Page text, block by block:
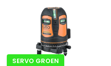
SERVO GROEN